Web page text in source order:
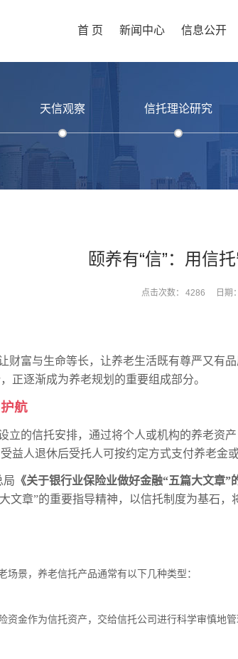
首 页 新闻中心 信息公开
天信观察 信托理论研究
颐养有“信”：用信
点击次数： 4286 日期：
财富与生命等长，让养老生活既有尊严又有
正逐渐成为养老规划的重要组成部分。
航
立的信托安排，通过将个人或机构的养老资
益人退休后受托人可按约定方式支付养老金
局 《关于银行业保险业做好金融“五篇大文章”
文章”的重要指导精神，以信托制度为基石
景，养老信托产品通常有以下几种类型：
资金作为信托资产，交给信托公司进行科学审慎地